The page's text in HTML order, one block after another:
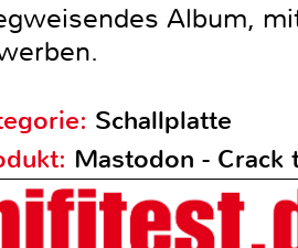
Album,
Schallplatte
Mastodon - Crack